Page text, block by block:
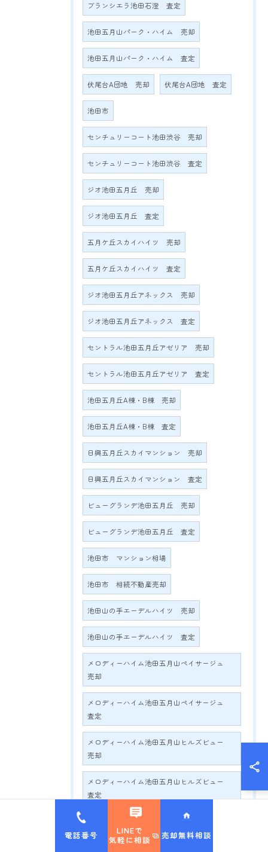
ブランシエラ池田石澄 査定
池田五月山パーク・ハイム 売却
池田五月山パーク・ハイム 査定
伏尾台A団地 売却 伏尾台A団地 査定
池田市
センチュリーコート池田渋谷 売却
センチュリーコート池田渋谷 査定
ジオ池田五月丘 売却
ジオ池田五月丘 査定
五月ケ丘スカイハイツ 売却
五月ケ丘スカイハイツ 査定
ジオ池田五月丘アネックス 売却
ジオ池田五月丘アネックス 査定
セントラル池田五月丘アゼリア 売却
セントラル池田五月丘アゼリア 査定
池田五月丘A棟・B棟 売却
池田五月丘A棟・B棟 査定
日興五月丘スカイマンション 売却
日興五月丘スカイマンション 査定
ビューグランデ池田五月丘 売却
ビューグランデ池田五月丘 査定
池田市 マンション相場
池田市 相続不動産売却
池田山の手エーデルハイツ 売却
池田山の手エーデルハイツ 査定
メロディーハイム池田五月山ペイサージュ
売却
メロディーハイム池田五月山ペイサージュ
査定
メロディーハイム池田五月山ヒルズビュー
売却
メロディーハイム池田五月山ヒルズビュー
査定
アービング池田五月丘 売却
電話番号
LINEで
気軽に相談
売却無料相談